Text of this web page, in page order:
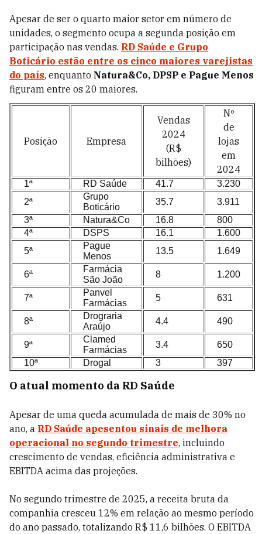
Apesar de ser o quarto maior setor em número de
unidades, o segmento ocupa a segunda posição em
participação nas vendas. RD Saúde e Grupo
Boticário estão entre os cinco maiores varejistas
do país, enquanto Natura&Co, DPSP e Pague Menos
figuram entre os 20 maiores.
Posição Empresa
Vendas
2024
(R$
bilhões)
Nº
de
lojas
em
2024
1ª RD Saúde 41.7
3.230
2ª
Grupo
Boticário
35.7
3.911
3ª
Natura&Co 16.8
800
4ª
DSPS 16.1
1.600
5ª
Pague
Menos
13.5 1.649
6ª
Farmácia
São João
8 1.200
7ª
Panvel
Farmácias
5 631
8ª
Drograria
Araújo
4.4 490
9ª
Clamed
Farmácias
3.4
650
10ª
Drogal 3 397
O atual momento da RD Saúde
Apesar de uma queda acumulada de mais de 30% no
ano, a RD Saúde apesentou sinais de melhora
operacional no segundo trimestre, incluindo
crescimento de vendas, eficiência administrativa e
EBITDA acima das projeções.
No segundo trimestre de 2025, a receita bruta da
companhia cresceu 12% em relação ao mesmo período
do ano passado, totalizando R$ 11,6 bilhões. O EBITDA